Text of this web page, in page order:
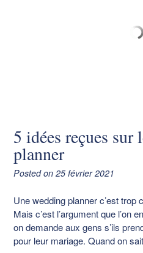
5 idées reçues sur
planner
Posted on 25 février 2021
Une wedding planner c’est
Mais c’est l’argument que l’on
on demande aux gens s’ils
pour leur mariage. Quand on sait